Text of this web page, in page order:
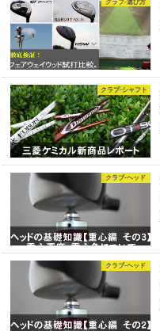
クラブ-選び方
クラブ-シャフト
クラブ-ヘッド
クラブ-ヘッド